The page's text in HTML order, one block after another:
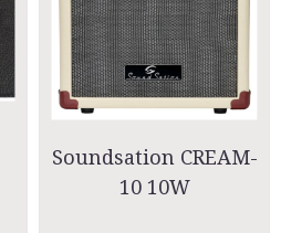
Soundsation CREAM-
10 10W